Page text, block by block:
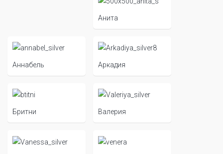
Анита
Аннабель Аркадия
Бритни Валерия